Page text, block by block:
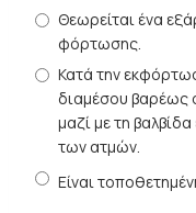
Θεωρείται ένα
φόρτωσης.
Κατά την
διαμέσου βαρέως
μαζί με τη
των ατμών.
Είναι